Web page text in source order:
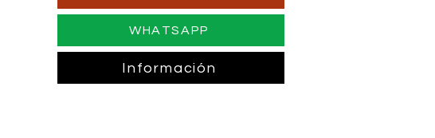
WHATSAPP
Información